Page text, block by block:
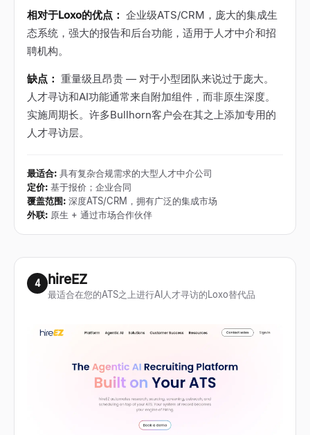
相对于Loxo的优点： 企业级ATS/CRM，庞大的集成生
态系统，强大的报告和后台功能，适用于人才中介和招
聘机构。
缺点： 重量级且昂贵 — 对于小型团队来说过于庞大。
人才寻访和AI功能通常来自附加组件，而非原生深度。
实施周期长。许多Bullhorn客户会在其之上添加专用的
人才寻访层。
最适合: 具有复杂合规需求的大型人才中介公司
定价: 基于报价；企业合同
覆盖范围: 深度ATS/CRM，拥有广泛的集成市场
外联: 原生 + 通过市场合作伙伴
4 hireEZ
最适合在您的ATS之上进行AI人才寻访的Loxo替代品